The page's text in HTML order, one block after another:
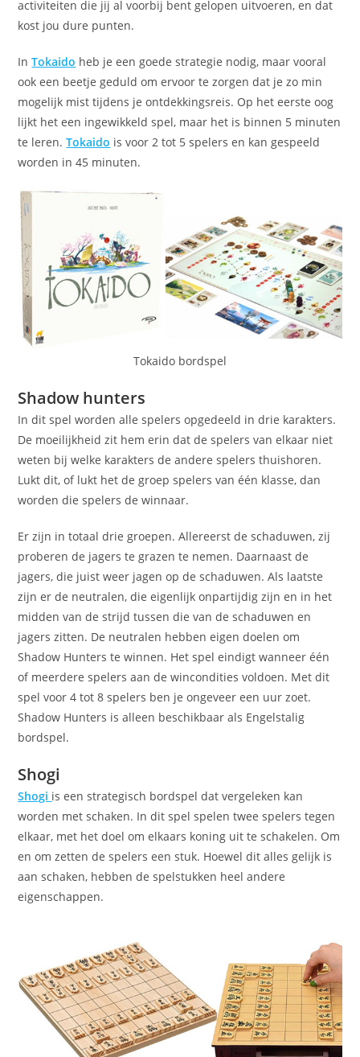
activiteiten die jij al voorbij bent gelopen uitvoeren, en dat
kost jou dure punten.
InTokaido heb je een goede strategie nodig, maar vooral
ook een beetje geduld om ervoor te zorgen dat je zo min
mogelijk mist tijdens je ontdekkingsreis. Op het eerste oog
lijkt het een ingewikkeld spel, maar het is binnen 5 minuten
te leren.Tokaido is voor 2 tot 5 spelers en kan gespeeld
worden in 45 minuten.
Tokaido bordspel
Shadow hunters
In dit spel worden alle spelers opgedeeld in drie karakters.
De moeilijkheid zit hem erin dat de spelers van elkaar niet
weten bij welke karakters de andere spelers thuishoren.
Lukt dit, of lukt het de groep spelers van één klasse, dan
worden die spelers de winnaar.
Er zijn in totaal drie groepen. Allereerst de schaduwen, zij
proberen de jagers te grazen te nemen. Daarnaast de
jagers, die juist weer jagen op de schaduwen. Als laatste
zijn er de neutralen, die eigenlijk onpartijdig zijn en in het
midden van de strijd tussen die van de schaduwen en
jagers zitten. De neutralen hebben eigen doelen om
Shadow Hunters te winnen. Het spel eindigt wanneer één
of meerdere spelers aan de wincondities voldoen. Met dit
spel voor 4 tot 8 spelers ben je ongeveer een uur zoet.
Shadow Hunters is alleen beschikbaar als Engelstalig
bordspel.
Shogi
Shogi is een strategisch bordspel dat vergeleken kan
worden met schaken. In dit spel spelen twee spelers tegen
elkaar, met het doel om elkaars koning uit te schakelen. Om
en om zetten de spelers een stuk. Hoewel dit alles gelijk is
aan schaken, hebben de spelstukken heel andere
eigenschappen.